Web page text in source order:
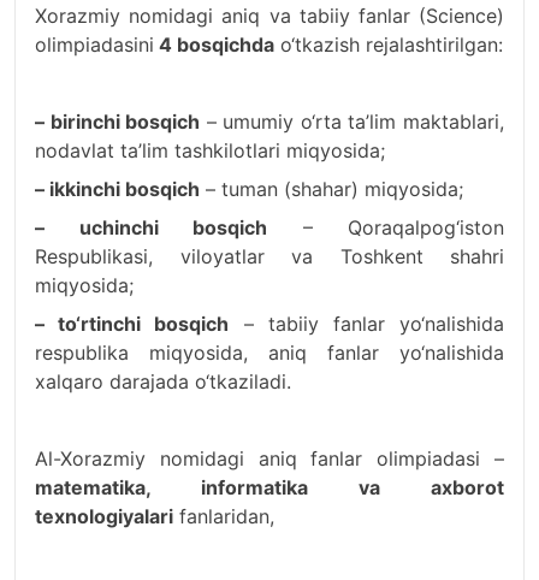
Xorazmiy nomidagi aniq va tabiiy fanlar (Science)
olimpiadasini 4 bosqichda o‘tkazish rejalashtirilgan:
– birinchi bosqich – umumiy o‘rta ta’lim maktablari,
nodavlat ta’lim tashkilotlari miqyosida;
– ikkinchi bosqich – tuman (shahar) miqyosida;
– uchinchi bosqich – Qoraqalpog‘iston
Respublikasi, viloyatlar va Toshkent shahri
miqyosida;
– to‘rtinchi bosqich – tabiiy fanlar yo‘nalishida
respublika miqyosida, aniq fanlar yo‘nalishida
xalqaro darajada o‘tkaziladi.
Al-Xorazmiy nomidagi aniq fanlar olimpiadasi –
matematika, informatika va axborot
texnologiyalari fanlaridan,